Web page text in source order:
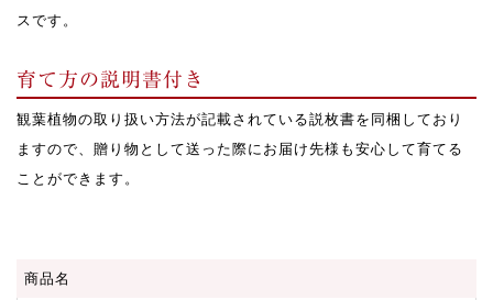
スです。
育て方の説明書付き
観葉植物の取り扱い方法が記載されている説枚書を同梱しており
ますので、贈り物として送った際にお届け先様も安心して育てる
ことができます。
商品名